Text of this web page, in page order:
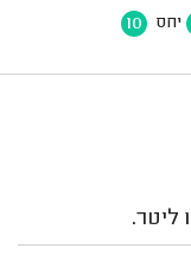
יחס 10